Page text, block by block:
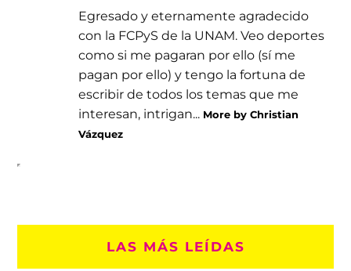
Egresado y eternamente agradecido
con la FCPyS de la UNAM. Veo deportes
como si me pagaran por ello (sí me
pagan por ello) y tengo la fortuna de
escribir de todos los temas que me
interesan, intrigan... More by Christian
Vázquez
LAS MÁS LEÍDAS